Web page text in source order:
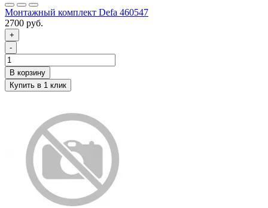
Монтажный комплект Defa 460547
2700 руб.
+
-